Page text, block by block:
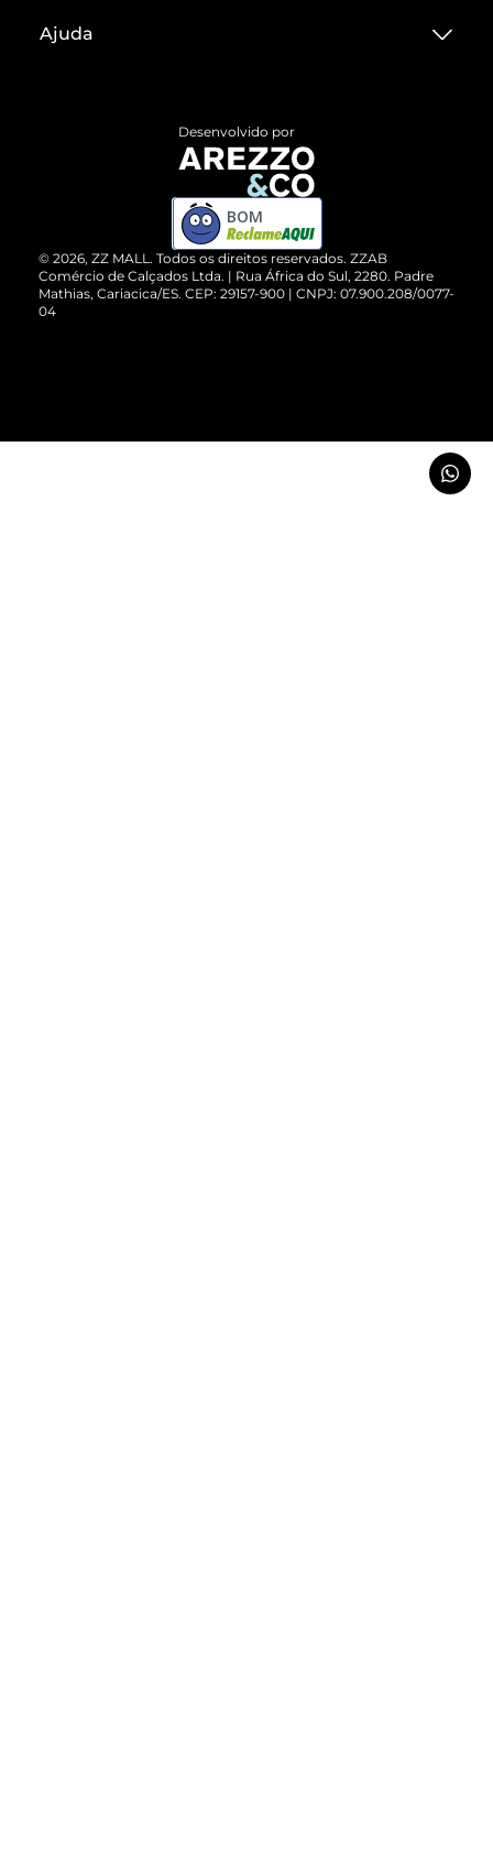
Termos de Uso
ZZ MALL é confiável
Cartão Presente
Vendas Corporativas
Ajuda
Devolução do Produto
Compre pelo WhatsApp
© 2026, ZZ MALL. Todos os direitos reservados. ZZAB
Comércio de Calçados Ltda. | Rua África do Sul, 2280. Padre
Mathias, Cariacica/ES. CEP: 29157-900 | CNPJ: 07.900.208/0077-
04
Desenvolvido por
BOM